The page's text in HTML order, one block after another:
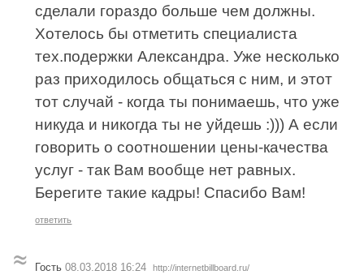
сделали гораздо больше чем должны.
Хотелось бы отметить специалиста
тех.подержки Александра. Уже несколько
раз приходилось общаться с ним, и этот
тот случай - когда ты понимаешь, что уже
никуда и никогда ты не уйдешь :))) А если
говорить о соотношении цены-качества
услуг - так Вам вообще нет равных.
Берегите такие кадры! Спасибо Вам!
ответить
Гость 08.03.2018 16:24 http://internetbillboard.ru/